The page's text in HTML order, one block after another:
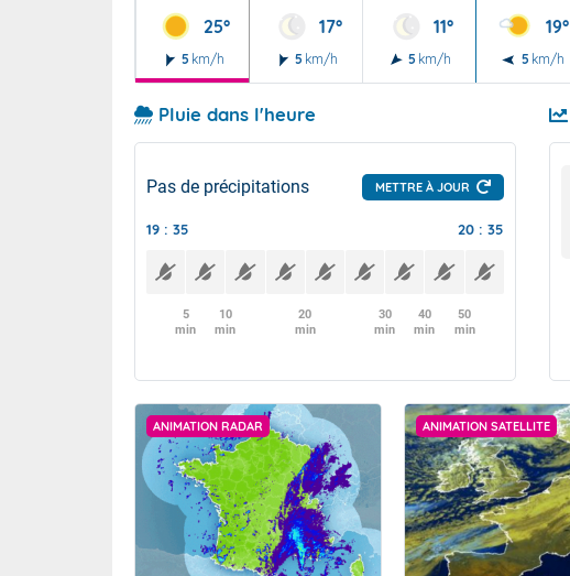
25°
5 km/h
17°
5 km/h
11°
5 km/h
19°
5 km/h
Pluie dans l'heure
Pas de précipitations METTRE À JOUR
19 : 35 20 : 35
5
min
10
min
20
min
30
min
40
min
50
min
ANIMATION RADAR ANIMATION SATELLITE